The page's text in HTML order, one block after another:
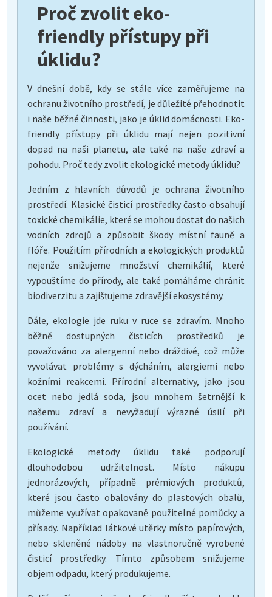
Proč zvolit eko-
friendly přístupy při
úklidu?
V dnešní době, kdy se stále více zaměřujeme na
ochranu životního prostředí, je důležité přehodnotit
i naše běžné činnosti, jako je úklid domácnosti. Eko-
friendly přístupy při úklidu mají nejen pozitivní
dopad na naši planetu, ale také na naše zdraví a
pohodu. Proč tedy zvolit ekologické metody úklidu?
Jedním z hlavních důvodů je ochrana životního
prostředí. Klasické čisticí prostředky často obsahují
toxické chemikálie, které se mohou dostat do našich
vodních zdrojů a způsobit škody místní fauně a
flóře. Použitím přírodních a ekologických produktů
nejenže snižujeme množství chemikálií, které
vypouštíme do přírody, ale také pomáháme chránit
biodiverzitu a zajišťujeme zdravější ekosystémy.
Dále, ekologie jde ruku v ruce se zdravím. Mnoho
běžně dostupných čisticích prostředků je
považováno za alergenní nebo dráždivé, což může
vyvolávat problémy s dýcháním, alergiemi nebo
kožními reakcemi. Přírodní alternativy, jako jsou
ocet nebo jedlá soda, jsou mnohem šetrnější k
našemu zdraví a nevyžadují výrazné úsilí při
používání.
Ekologické metody úklidu také podporují
dlouhodobou udržitelnost. Místo nákupu
jednorázových, případně prémiových produktů,
které jsou často obalovány do plastových obalů,
můžeme využívat opakovaně použitelné pomůcky a
přísady. Například látkové utěrky místo papírových,
nebo skleněné nádoby na vlastnoručně vyrobené
čisticí prostředky. Tímto způsobem snižujeme
objem odpadu, který produkujeme.